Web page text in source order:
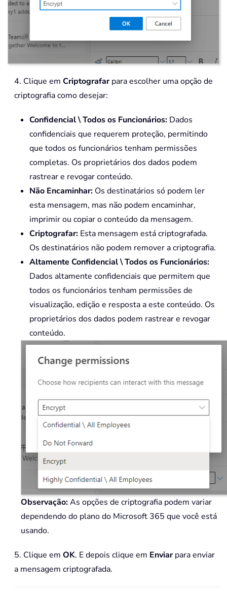
4. Clique em Criptografarpara escolher uma opção de
criptografia como desejar:
Confidencial \ Todos os Funcionários: Dados
confidenciais que requerem proteção, permitindo
que todos os funcionários tenham permissões
completas. Os proprietários dos dados podem
rastrear e revogar conteúdo.
Não Encaminhar: Os destinatários só podem ler
esta mensagem, mas não podem encaminhar,
imprimir ou copiar o conteúdo da mensagem.
Criptografar: Esta mensagem está criptografada.
Os destinatários não podem remover a criptografia.
Altamente Confidencial \ Todos os Funcionários:
Dados altamente confidenciais que permitem que
todos os funcionários tenham permissões de
visualização, edição e resposta a este conteúdo. Os
proprietários dos dados podem rastrear e revogar
conteúdo.
Observação:As opções de criptografia podem variar
dependendo do plano do Microsoft 365 que você está
usando.
5. Clique em OK. E depois clique em Enviarpara enviar
a mensagem criptografada.